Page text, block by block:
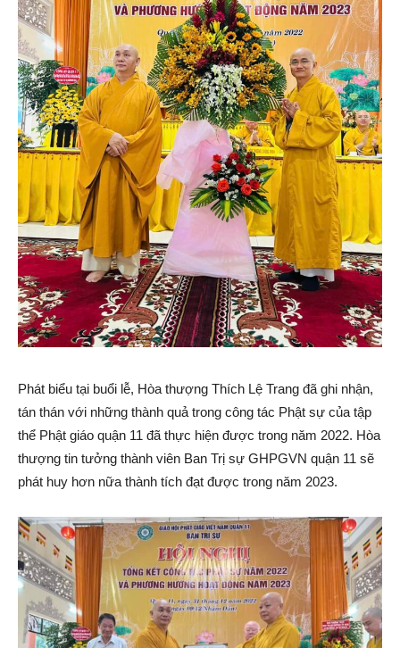
Phát biểu tại buổi lễ, Hòa thượng Thích Lệ Trang đã ghi nhận,
tán thán với những thành quả trong công tác Phật sự của tập
thể Phật giáo quận 11 đã thực hiện được trong năm 2022. Hòa
thượng tin tưởng thành viên Ban Trị sự GHPGVN quận 11 sẽ
phát huy hơn nữa thành tích đạt được trong năm 2023.